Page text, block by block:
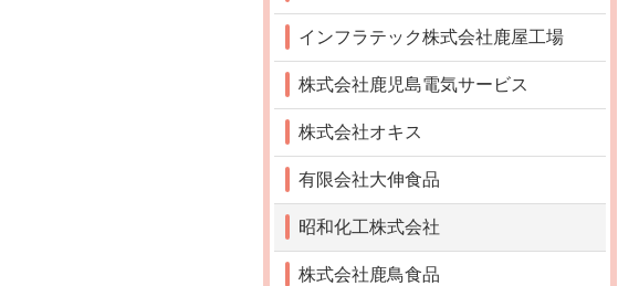
インフラテック株式会社鹿屋工場
株式会社鹿児島電気サービス
株式会社オキス
有限会社大伸食品
昭和化工株式会社
株式会社鹿鳥食品